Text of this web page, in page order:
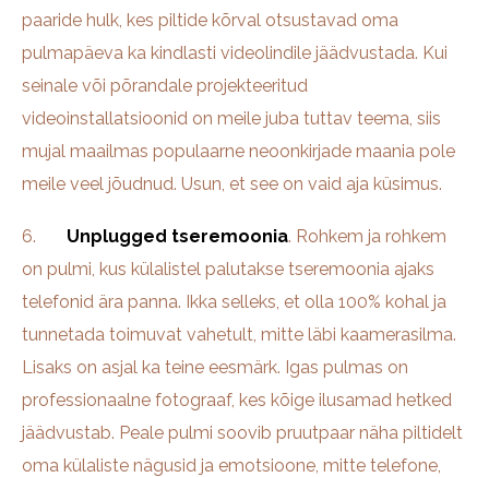
paaride hulk, kes piltide kõrval otsustavad oma
pulmapäeva ka kindlasti videolindile jäädvustada. Kui
seinale või põrandale projekteeritud
videoinstallatsioonid on meile juba tuttav teema, siis
mujal maailmas populaarne neoonkirjade maania pole
meile veel jõudnud. Usun, et see on vaid aja küsimus.
6. Unplugged tseremoonia. Rohkem ja rohkem
on pulmi, kus külalistel palutakse tseremoonia ajaks
telefonid ära panna. Ikka selleks, et olla 100% kohal ja
tunnetada toimuvat vahetult, mitte läbi kaamerasilma.
Lisaks on asjal ka teine eesmärk. Igas pulmas on
professionaalne fotograaf, kes kõige ilusamad hetked
jäädvustab. Peale pulmi soovib pruutpaar näha piltidelt
oma külaliste nägusid ja emotsioone, mitte telefone,